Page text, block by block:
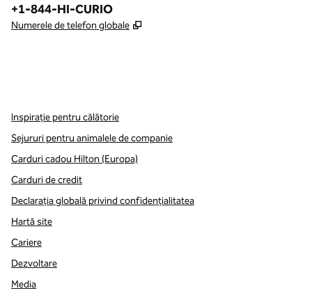
Telefon:
+1-844-HI-CURIO
Numerele de telefon globale ,
Inspirație pentru călătorie
Sejururi pentru animalele de companie
Carduri cadou Hilton (Europa)
Carduri de credit
Declarația globală privind confidenţialitatea
Hartă site
Cariere
Dezvoltare
Media